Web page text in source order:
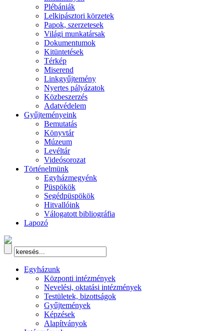
Plébániák
Lelkipásztori körzetek
Papok, szerzetesek
Világi munkatársak
Dokumentumok
Kitüntetések
Térkép
Miserend
Linkgyűjtemény
Nyertes pályázatok
Közbeszerzés
Adatvédelem
Gyűjteményeink
Bemutatás
Könyvtár
Múzeum
Levéltár
Videósorozat
Történelmünk
Egyházmegyénk
Püspökök
Segédpüspökök
Hitvallóink
Válogatott bibliográfia
Lapozó
Egyházunk
Központi intézmények
Nevelési, oktatási intézmények
Testületek, bizottságok
Gyűjtemények
Képzések
Alapítványok